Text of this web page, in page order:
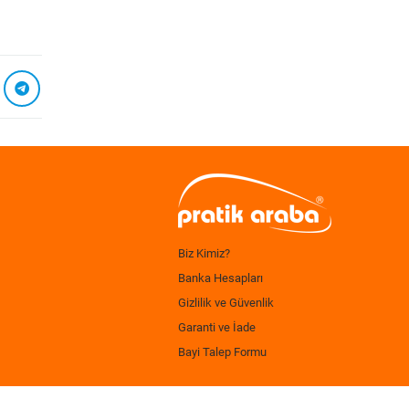
Biz Kimiz?
Banka Hesapları
Gizlilik ve Güvenlik
Garanti ve İade
Bayi Talep Formu